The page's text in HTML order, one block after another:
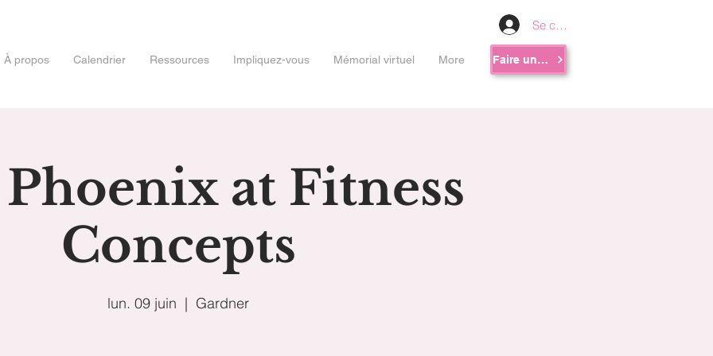
Se connecter
À propos Calendrier Ressources Impliquez-vous Mémorial virtuel More Faire un don
at Fitness
Concepts
lun. 09 juin
  |
Gardner